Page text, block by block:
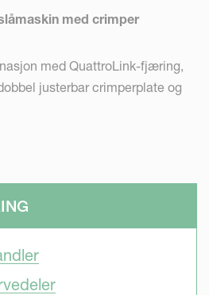
med crimper
med QuattroLink-fjæring,
justerbar crimperplate og